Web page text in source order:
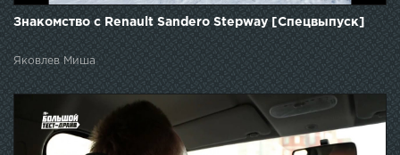
Знакомство с Renault Sandero Stepway [Спецвыпуск]
Яковлев Миша